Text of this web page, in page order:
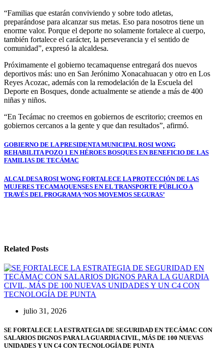
“Familias que estarán conviviendo y sobre todo atletas,
preparándose para alcanzar sus metas. Eso para nosotros tiene un
enorme valor. Porque el deporte no solamente fortalece al cuerpo,
también fortalece el carácter, la perseverancia y el sentido de
comunidad”, expresó la alcaldesa.
Próximamente el gobierno tecamaquense entregará dos nuevos
deportivos más: uno en San Jerónimo Xonacahuacan y otro en Los
Reyes Acozac, además con la remodelación de la Escuela del
Deporte en Bosques, donde actualmente se atiende a más de 400
niñas y niños.
“En Tecámac no creemos en gobiernos de escritorio; creemos en
gobiernos cercanos a la gente y que dan resultados”, afirmó.
Navegación
de
GOBIERNO DE LA PRESIDENTA MUNICIPAL ROSI WONG
REHABILITA POZO 1 EN HÉROES BOSQUES EN BENEFICIO DE LAS
FAMILIAS DE TECÁMAC
ALCALDESA ROSI WONG FORTALECE LA PROTECCIÓN DE LAS
MUJERES TECAMAQUENSES EN EL TRANSPORTE PÚBLICO A
TRAVÉS DEL PROGRAMA ‘NOS MOVEMOS SEGURAS’
Related Posts
julio 31, 2026
SE FORTALECE LA ESTRATEGIA DE SEGURIDAD EN TECÁMAC CON
SALARIOS DIGNOS PARA LA GUARDIA CIVIL, MÁS DE 100 NUEVAS
UNIDADES Y UN C4 CON TECNOLOGÍA DE PUNTA